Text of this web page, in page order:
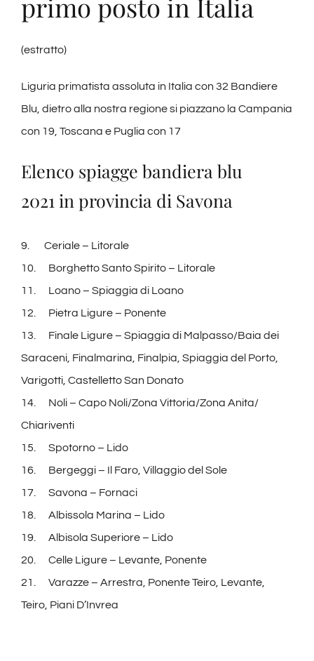
primo posto in Italia
(estratto)
Liguria primatista assoluta in Italia con 32 Bandiere
Blu, dietro alla nostra regione si piazzano la Campania
con 19, Toscana e Puglia con 17
Elenco spiagge bandiera blu
2021 in provincia di Savona
9. Ceriale – Litorale
10. Borghetto Santo Spirito – Litorale
11. Loano – Spiaggia di Loano
12. Pietra Ligure – Ponente
13. Finale Ligure – Spiaggia di Malpasso/Baia dei
Saraceni, Finalmarina, Finalpia, Spiaggia del Porto,
Varigotti, Castelletto San Donato
14. Noli – Capo Noli/Zona Vittoria/Zona Anita/
Chiariventi
15. Spotorno – Lido
16. Bergeggi – Il Faro, Villaggio del Sole
17. Savona – Fornaci
18. Albissola Marina – Lido
19. Albisola Superiore – Lido
20. Celle Ligure – Levante, Ponente
21. Varazze – Arrestra, Ponente Teiro, Levante,
Teiro, Piani D’Invrea